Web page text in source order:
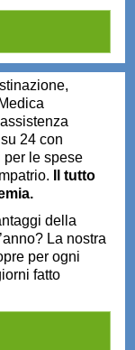
24 con
per le spese
Il tutto
della
La nostra
per ogni
fatto